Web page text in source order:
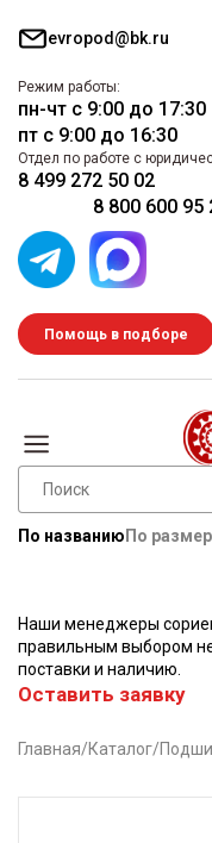
evropod@bk.ru
Режим работы:
пн-чт с 9:00 до 17:30
пт с 9:00 до 16:30
Отдел по работе с
8 499 272 50 02
8 800 600 95
Помощь в подборе
По названию По
Наши менеджеры
правильным выбором
поставки и наличию.
Оставить заявку
Главная/Каталог/